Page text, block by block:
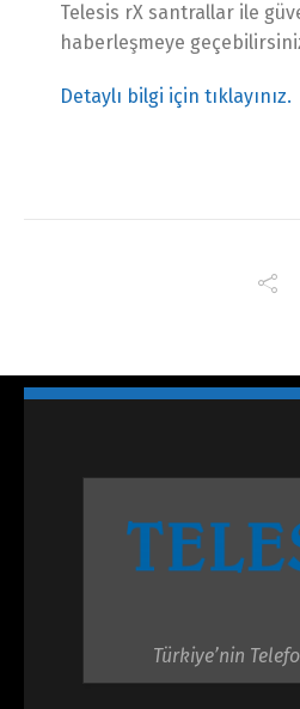
Telesis rX santrallar ile
haberleşmeye
Detaylı bilgi için tıklayınız.
Türkiye’nin